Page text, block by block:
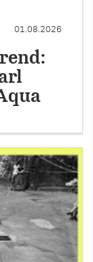
01.08.2026